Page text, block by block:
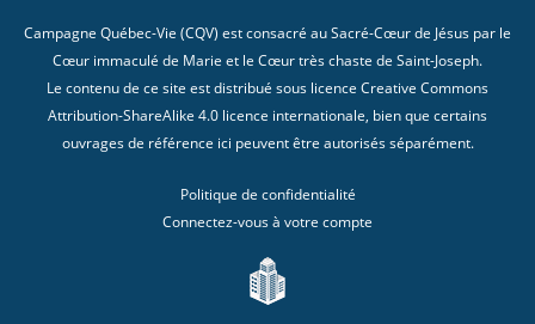
Campagne Québec-Vie (CQV) est consacré au Sacré-Cœur de Jésus par le
Cœur immaculé de Marie et le Cœur très chaste de Saint-Joseph.
Le contenu de ce site est distribué sous licence Creative Commons
Attribution-ShareAlike 4.0 licence internationale , bien que certains
ouvrages de référence ici peuvent être autorisés séparément.
Politique de confidentialité
Connectez-vous à votre compte